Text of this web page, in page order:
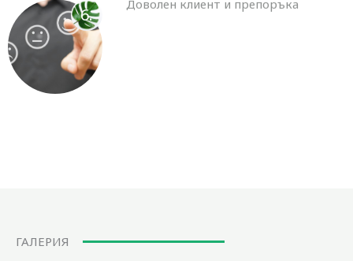
6. Доволен клиент и препоръка
ГАЛЕРИЯ